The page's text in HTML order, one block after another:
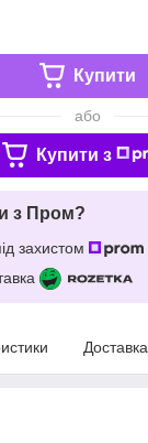
Купити
або
Купити з
з Пром?
захистом
Доставка